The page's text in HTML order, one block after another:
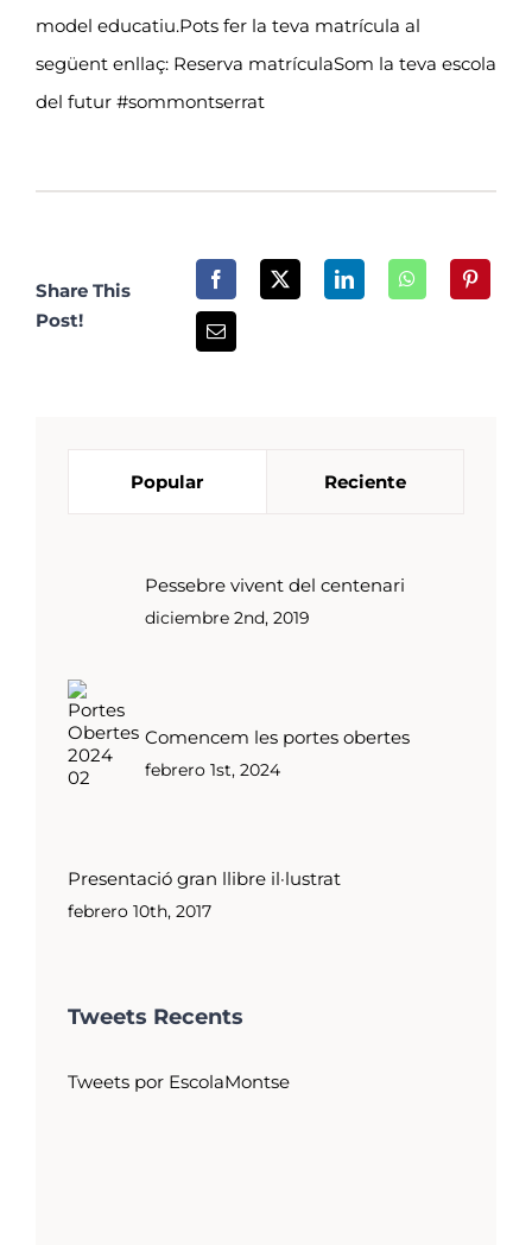
model educatiu.Pots fer la teva matrícula al
següent enllaç: Reserva matrículaSom la teva escola
del futur #sommontserrat
Share This
Post!
Popular Reciente
Pessebre vivent del centenari
diciembre 2nd, 2019
Comencem les portes obertes
febrero 1st, 2024
Presentació gran llibre il·lustrat
febrero 10th, 2017
Tweets Recents
Tweets por EscolaMontse